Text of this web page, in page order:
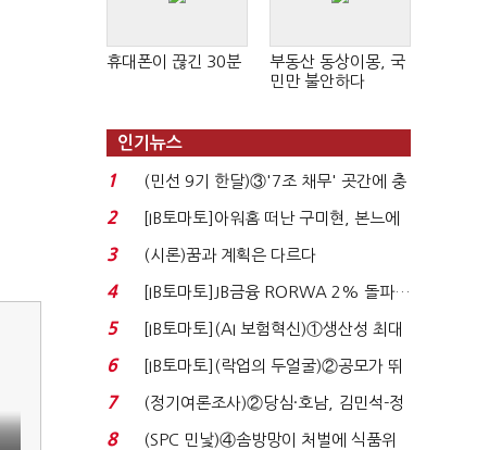
휴대폰이 끊긴 30분
부동산 동상이몽, 국
민만 불안하다
인기뉴스
1
(민선 9기 한달)③'7조 채무' 곳간에 충
격…추미애, 20년...
2
[IB토마토]아워홈 떠난 구미현, 본느에
340억 베팅…가...
3 (시론)꿈과 계획은 다르다
4
[IB토마토]JB금융 RORWA 2% 돌파…
실적 견인은 은행 ...
5
[IB토마토](AI 보험혁신)①생산성 최대
80% 개선…현실...
6
[IB토마토](락업의 두얼굴)②공모가 뛰
자 첫날 매도…FI ...
7
(정기여론조사)②당심·호남, 김민석-정
청래 '초접전'...
8
(SPC 민낯)④솜방망이 처벌에 식품위